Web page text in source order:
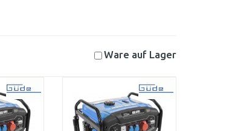
Ware auf Lager